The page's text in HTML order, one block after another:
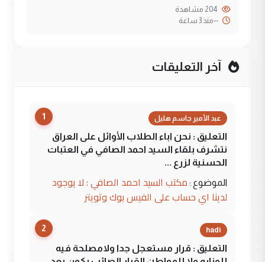
--منذ 3 ساعة
آخر التعليقات
1 عبد الأمير جاسم هليل
التعليق : نحن اباء الطلاب الأوائل على العراق
نتشرف بلقاء السيد احمد الصافي في العتبات
الحسنية لزرع ...
الموضوع : مكتب السيد احمد الصافي : لا يوجود
لدينا اي حساب على الفيس بوك وتويتر
2 hadi
التعليق : قرار مستعجل جدا ولامصلحة فيه